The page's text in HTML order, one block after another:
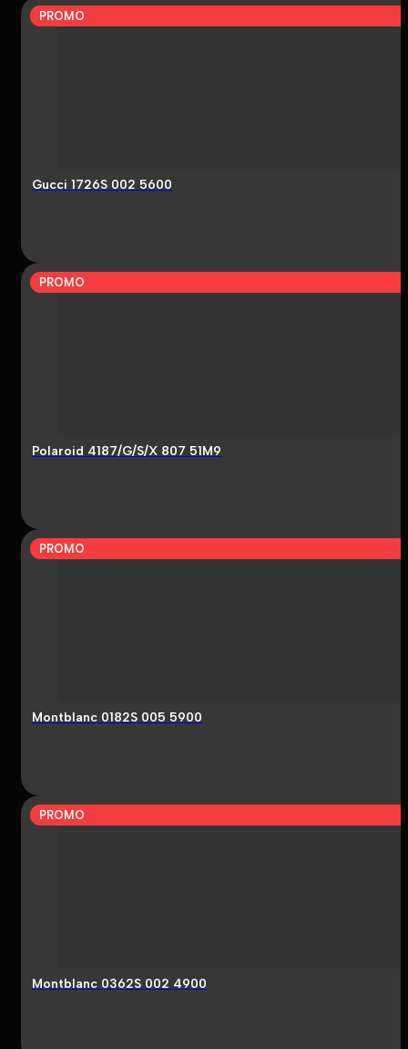
PROMO
Gucci 1726S 002 5600
PROMO
Polaroid 4187/G/S/X 807 51M9
PROMO
Montblanc 0182S 005 5900
PROMO
Montblanc 0362S 002 4900